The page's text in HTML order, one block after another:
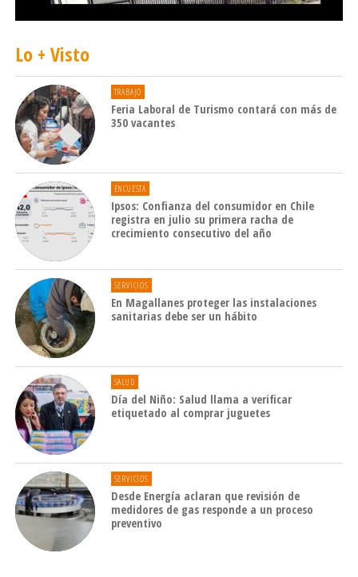
Lo + Visto
TRABAJO
Feria Laboral de Turismo contará con más de
350 vacantes
ENCUESTA
Ipsos: Confianza del consumidor en Chile
registra en julio su primera racha de
crecimiento consecutivo del año
SERVICIOS
En Magallanes proteger las instalaciones
sanitarias debe ser un hábito
SALUD
Día del Niño: Salud llama a verificar
etiquetado al comprar juguetes
SERVICIOS
Desde Energía aclaran que revisión de
medidores de gas responde a un proceso
preventivo